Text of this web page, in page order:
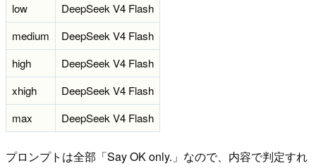
low
DeepSeek V4 Flash
medium
DeepSeek V4 Flash
high
DeepSeek V4 Flash
xhigh
DeepSeek V4 Flash
max
DeepSeek V4 Flash
プロンプトは全部「Say OK only.」なので、内容で判定すれ